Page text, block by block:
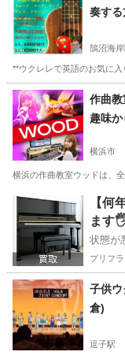
奏す
気に
ょう！
レレ
鵠沼海岸
**ウクレレで英語のお気に
神奈川 藤沢市 鵠
作曲
趣味か
横浜市
横浜の作曲教室ウッドは、
神奈川 そ
【何
ます
状態が
プリフラ
子供
倉)
逗子駅